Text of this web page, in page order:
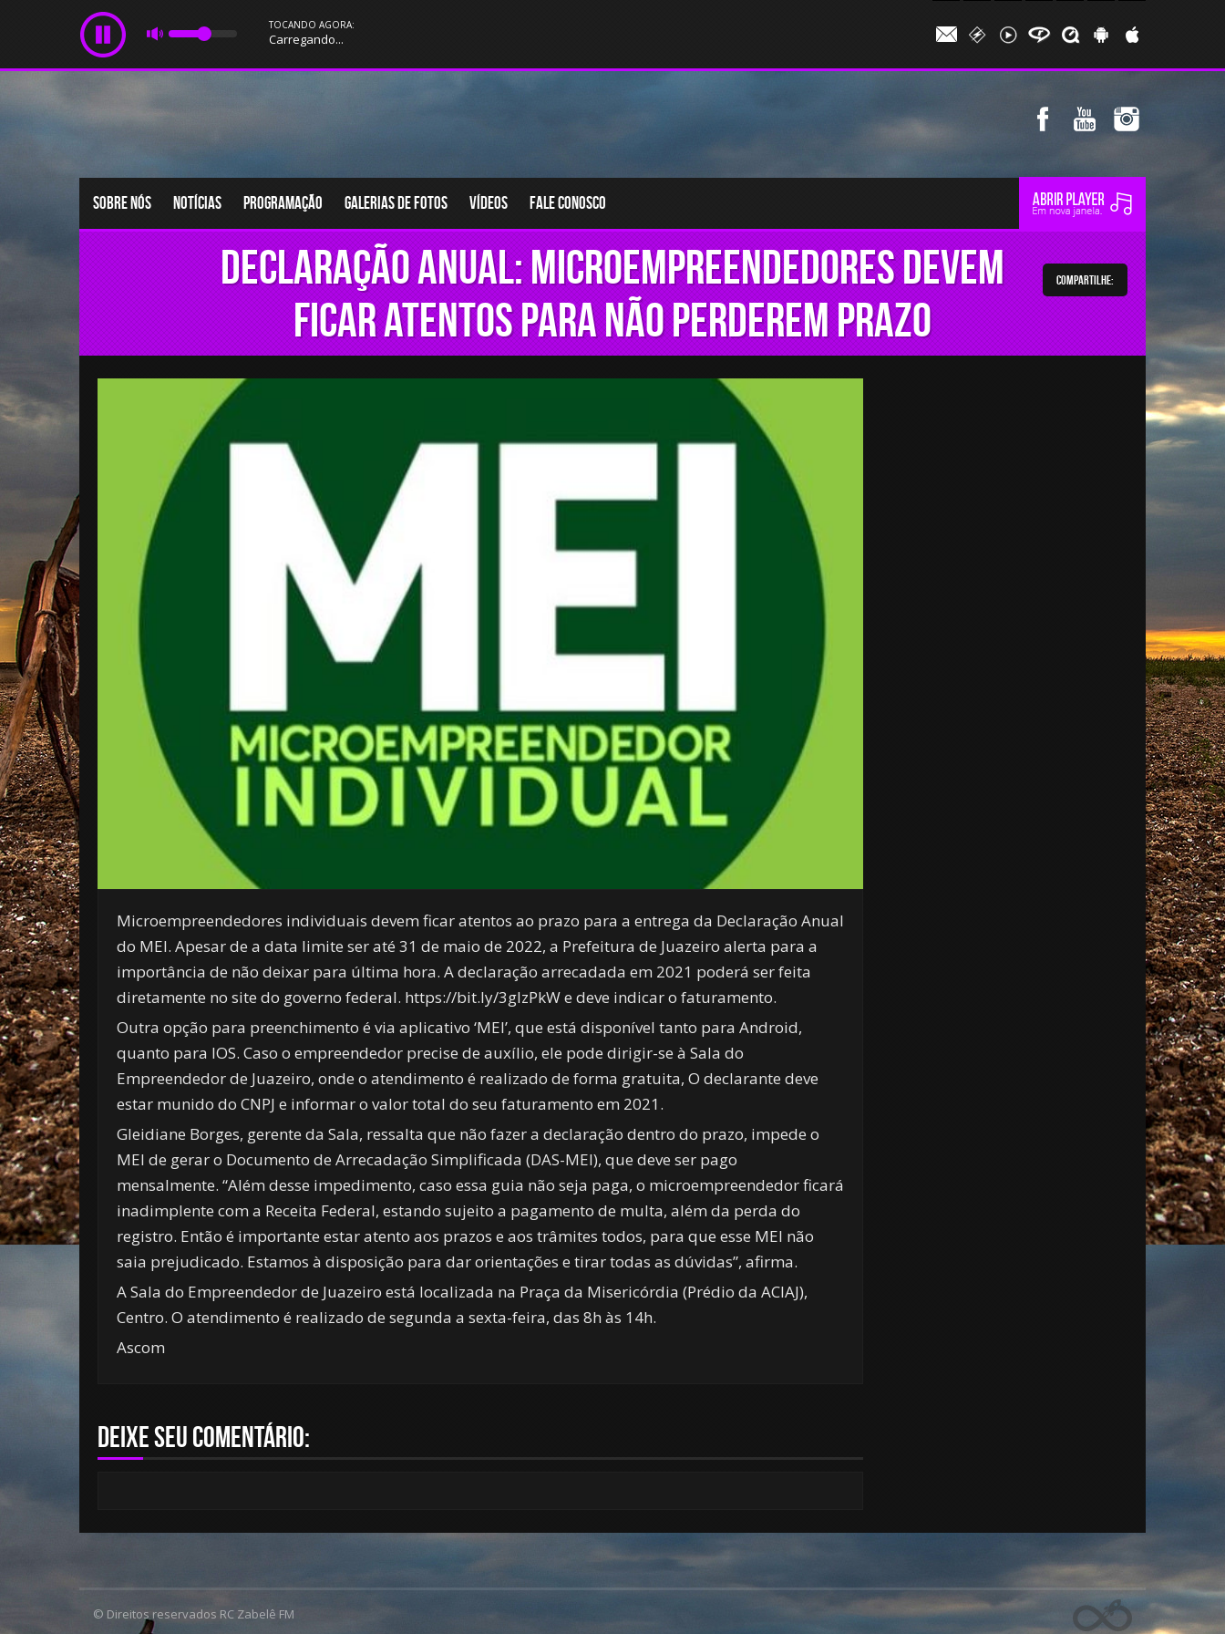
TOCANDO AGORA:
Carregando...
Sobre nós Notícias Programação Galerias de fotos Vídeos Fale conosco
Declaração anual: Microempreendedores devem
ficar atentos para não perderem prazo
Compartilhe:
Microempreendedores individuais devem ficar atentos ao prazo para a entrega da Declaração Anual
do MEI. Apesar de a data limite ser até 31 de maio de 2022, a Prefeitura de Juazeiro alerta para a
importância de não deixar para última hora. A declaração arrecadada em 2021 poderá ser feita
diretamente no site do governo federal. https://bit.ly/3glzPkW e deve indicar o faturamento.
Outra opção para preenchimento é via aplicativo ‘MEI’, que está disponível tanto para Android,
quanto para IOS. Caso o empreendedor precise de auxílio, ele pode dirigir-se à Sala do
Empreendedor de Juazeiro, onde o atendimento é realizado de forma gratuita, O declarante deve
estar munido do CNPJ e informar o valor total do seu faturamento em 2021.
Gleidiane Borges, gerente da Sala, ressalta que não fazer a declaração dentro do prazo, impede o
MEI de gerar o Documento de Arrecadação Simplificada (DAS-MEI), que deve ser pago
mensalmente. “Além desse impedimento, caso essa guia não seja paga, o microempreendedor ficará
inadimplente com a Receita Federal, estando sujeito a pagamento de multa, além da perda do
registro. Então é importante estar atento aos prazos e aos trâmites todos, para que esse MEI não
saia prejudicado. Estamos à disposição para dar orientações e tirar todas as dúvidas”, afirma.
A Sala do Empreendedor de Juazeiro está localizada na Praça da Misericórdia (Prédio da ACIAJ),
Centro. O atendimento é realizado de segunda a sexta-feira, das 8h às 14h.
Ascom
Deixe seu comentário:
© Direitos reservados RC Zabelê FM